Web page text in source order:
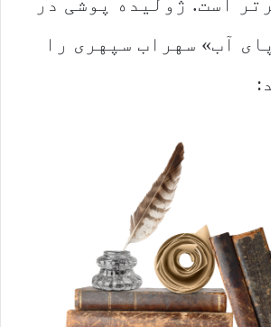
آب» سهراب سپهری را